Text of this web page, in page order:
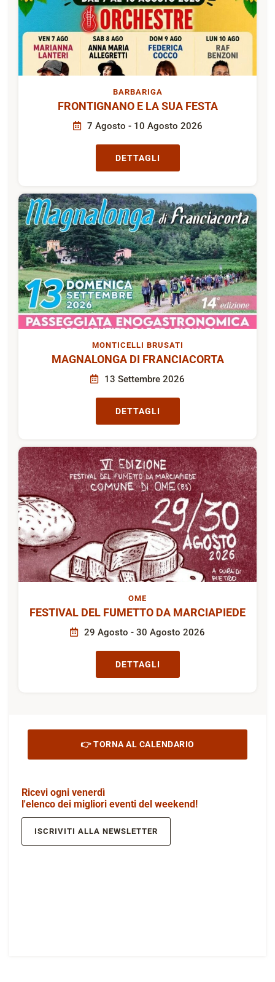
BARBARIGA
FRONTIGNANO E LA SUA FESTA
7 Agosto - 10 Agosto 2026
DETTAGLI
MONTICELLI BRUSATI
MAGNALONGA DI FRANCIACORTA
13 Settembre 2026
DETTAGLI
OME
FESTIVAL DEL FUMETTO DA MARCIAPIEDE
29 Agosto - 30 Agosto 2026
DETTAGLI
👉 TORNA AL CALENDARIO
Ricevi ogni venerdì
l'elenco dei migliori eventi del weekend!
ISCRIVITI ALLA NEWSLETTER